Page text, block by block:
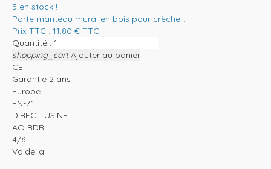
5 en stock !
Porte manteau mural en bois pour crèche...
Prix TTC : 11,80 € TTC
Quantité :
shopping_cart Ajouter au panier
CE
Garantie 2 ans
Europe
EN-71
DIRECT USINE
AO BDR
4/6
Valdelia